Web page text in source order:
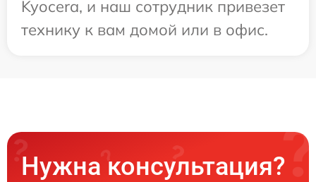
Kyocera, и наш сотрудник привезет
технику к вам домой или в офис.
Нужна консультация?